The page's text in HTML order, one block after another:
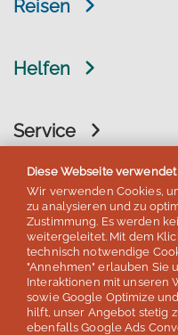
Reisen
Helfen
Service
Kundenbewertungen
Trustpilot
4,5 von 5 Sternen
Diese Webseite
Wir verwenden Cookies,
zu analysieren und zu
Zustimmung. Es werden
weitergeleitet. Mit dem
technisch notwendige
"Annehmen" erlauben Sie
Interaktionen mit unseren
sowie Google Optimize
hilft, unser Angebot stetig
ebenfalls Google Ads